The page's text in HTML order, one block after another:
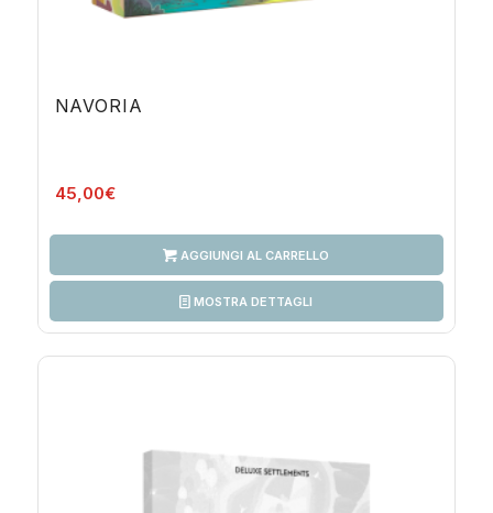
NAVORIA
45,00€
AGGIUNGI AL CARRELLO
MOSTRA DETTAGLI